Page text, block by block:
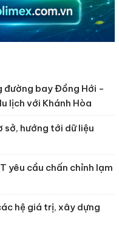
đường bay Đồng Hới -
lịch với Khánh Hòa
sở, hướng tới dữ liệu
yêu cầu chấn chỉnh lạm
hệ giá trị, xây dựng